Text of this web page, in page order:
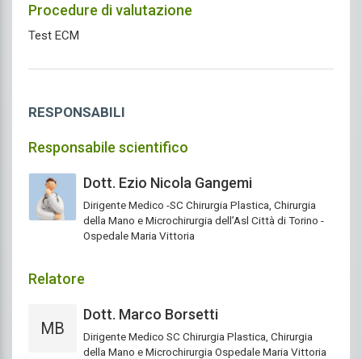
Procedure di valutazione
Test ECM
RESPONSABILI
Responsabile scientifico
Dott. Ezio Nicola Gangemi
Dirigente Medico -SC Chirurgia Plastica, Chirurgia
della Mano e Microchirurgia dell’Asl Città di Torino -
Ospedale Maria Vittoria
Relatore
MB
Dott. Marco Borsetti
Dirigente Medico SC Chirurgia Plastica, Chirurgia
della Mano e Microchirurgia Ospedale Maria Vittoria